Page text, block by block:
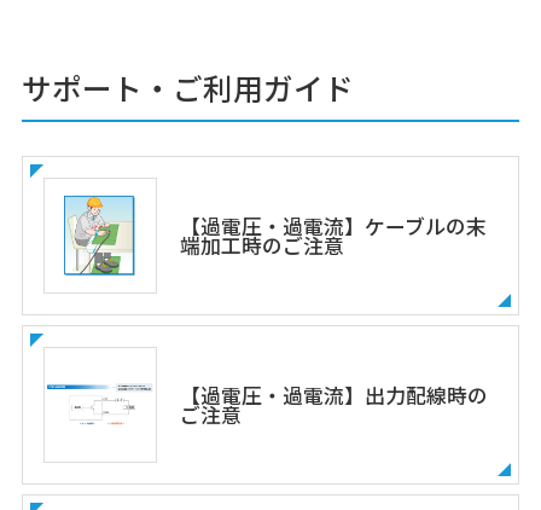
サポート・ご利用ガイド
【過電圧・過電流】ケーブルの末
端加工時のご注意
【過電圧・過電流】出力配線時の
ご注意